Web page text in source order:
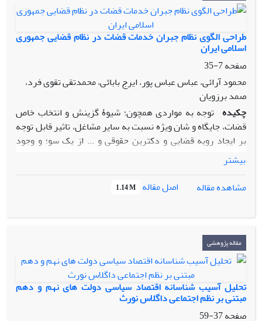
طراحی الگوی نظام جبران خدمات قضات در نظام قضایی جمهوری
اسلامی ایران
صفحه7-35
محمود آرائی، عباس عباس پور، ایرج بابائی، محمدتقی تقوی فرد،
صمد برزویان
چکیده توجه به مواردی همچون؛ شیوۀ گزینش و انتخاب خاص
قضات، جایگاه و شان ویژه‌ نسبت به سایر مشاغل، تاثیر قابل توجه
بر ایجاد رویه‌ قضایی و دکترین حقوقی و ... از یک سو؛ و وجود
مشکلاتی نظیر؛ اطاله دادرسی، حجم بالای پرونده‌ها، ضعف دانشی
برخی از قضات، کمبود قضات متخصص، کاهش اقبال نخبگان جهت
ورود به منصب قضاوت و ... در نظام قضایی جمهوری اسلامی ایران
از سوی دیگر، لزوم توجه مسئولان قوه قضائیه به موضوع نظام
تدوین الگوی نظام جبران خدمات قضات و اعتبارسنجی آن انجام
شده است. طرح پژوهش، کیفی و پژوهش از نظر هدف کاربردی و
از نظر چگونگی گردآوری اطلاعات از نوع مطالعه موردی است.
مشارکت‌کنندگان شامل 15 نفر از خبرگان و قضات با تجربه قوه
قضاییه با رزومه عالی بودند. نمونه‌گیری با روش هدفمند از نوع
گلوله برفی و مصاحبه به‌صورت نیمه ساختاریافته انجام شد.
بیشتر
مشاهده مقاله
اصل مقاله 1.14 M
مقاله پژوهشی
تحلیل آسیب شناسانه اقتصاد سیاسی دولت های نهم و دهم
مبتنی بر نظم اجتماعی داگلاس نورث
صفحه37-59